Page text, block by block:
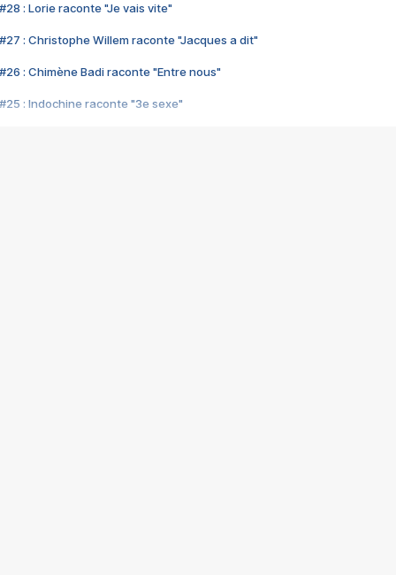
#28 : Lorie raconte "Je vais vite"
#27 : Christophe Willem raconte "Jacques a dit"
#26 : Chimène Badi raconte "Entre nous"
#25 : Indochine raconte "3e sexe"